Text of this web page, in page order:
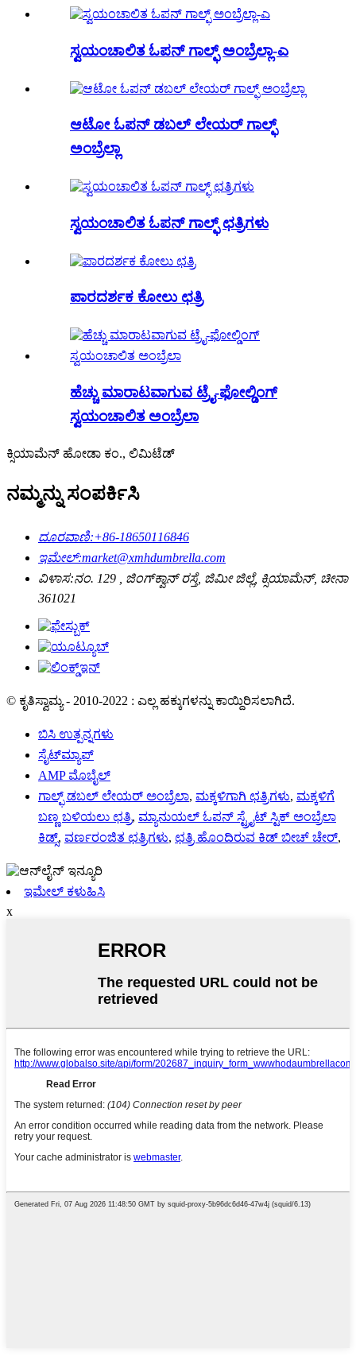
ಸ್ವಯಂಚಾಲಿತ ಓಪನ್ ಗಾಲ್ಫ್ ಅಂಬ್ರೆಲ್ಲಾ-ಎ
ಆಟೋ ಓಪನ್ ಡಬಲ್ ಲೇಯರ್ ಗಾಲ್ಫ್
ಅಂಬ್ರೆಲ್ಲಾ
ಸ್ವಯಂಚಾಲಿತ ಓಪನ್ ಗಾಲ್ಫ್ ಛತ್ರಿಗಳು
ಪಾರದರ್ಶಕ ಕೋಲು ಛತ್ರಿ
ಹೆಚ್ಚು ಮಾರಾಟವಾಗುವ ಟ್ರೈ-ಫೋಲ್ಡಿಂಗ್
ಸ್ವಯಂಚಾಲಿತ ಅಂಬ್ರೆಲಾ
ಕ್ಸಿಯಾಮೆನ್ ಹೋಡಾ ಕಂ., ಲಿಮಿಟೆಡ್
ನಮ್ಮನ್ನು ಸಂಪರ್ಕಿಸಿ
ದೂರವಾಣಿ:+86-18650116846
ಇಮೇಲ್:market@xmhdumbrella.com
ವಿಳಾಸ:ನಂ. 129 , ಜಿಂಗ್‌ಕ್ವಾನ್ ರಸ್ತೆ, ಜಿಮೀ ಜಿಲ್ಲೆ, ಕ್ಸಿಯಾಮೆನ್, ಚೀನಾ
361021
© ಕೃತಿಸ್ವಾಮ್ಯ - 2010-2022 : ಎಲ್ಲ ಹಕ್ಕುಗಳನ್ನು ಕಾಯ್ದಿರಿಸಲಾಗಿದೆ.
ಬಿಸಿ ಉತ್ಪನ್ನಗಳು
ಸೈಟ್‌ಮ್ಯಾಪ್
AMP ಮೊಬೈಲ್
ಗಾಲ್ಫ್ ಡಬಲ್ ಲೇಯರ್ ಅಂಬ್ರೆಲಾ, ಮಕ್ಕಳಿಗಾಗಿ ಛತ್ರಿಗಳು, ಮಕ್ಕಳಿಗೆ
ಬಣ್ಣ ಬಳಿಯಲು ಛತ್ರಿ, ಮ್ಯಾನುಯಲ್ ಓಪನ್ ಸ್ಟ್ರೈಟ್ ಸ್ಟಿಕ್ ಅಂಬ್ರೆಲಾ
ಕಿಡ್ಸ್, ವರ್ಣರಂಜಿತ ಛತ್ರಿಗಳು, ಛತ್ರಿ ಹೊಂದಿರುವ ಕಿಡ್ ಬೀಚ್ ಚೇರ್,
ಇಮೇಲ್ ಕಳುಹಿಸಿ
x